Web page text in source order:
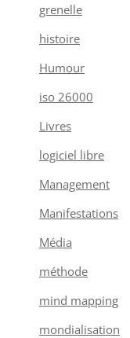
grenelle
histoire
Humour
iso 26000
Livres
logiciel libre
Management
Manifestations
Média
méthode
mind mapping
mondialisation